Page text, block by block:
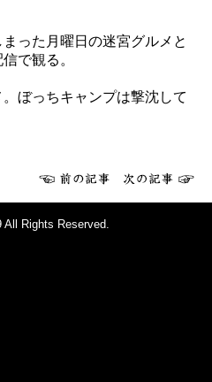
った月曜日の迷宮グルメと
で観る。
ぼっちキャンプは撃沈して
Rights Reserved.